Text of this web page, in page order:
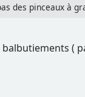
des pinceaux à
(